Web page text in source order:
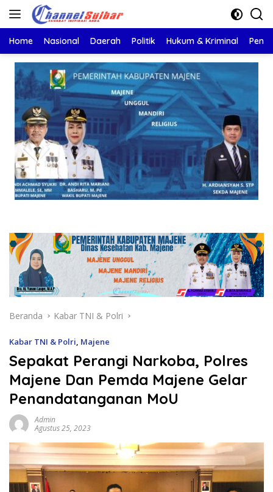
Langsung
Home Nasional Daerah Politik Hukum & Kriminal
Beranda Kabar TNI & Polri
Kabar TNI & Polri Majene
Sepakat Perangi Narkoba, Polres
Majene Dan Pemda Majene Gelar
Penandatanganan MoU
Admin
Agustus 25, 2023